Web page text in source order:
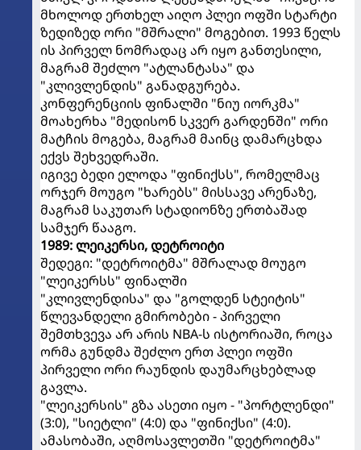
მხოლოდ ერთხელ აიღო პლეი ოფში სტარტი
ზედიზედ ორი "მშრალი" მოგებით. 1993 წელს
ის პირველ ნომრადაც არ იყო განთესილი,
მაგრამ შეძლო "ატლანტასა" და
"კლივლენდის" განადგურება.
კონფერენციის ფინალში "ნიუ იორკმა"
მოახერხა "მედისონ სკვერ გარდენში" ორი
მატჩის მოგება, მაგრამ მაინც დამარცხდა
ექვს შეხვედრაში.
იგივე ბედი ელოდა "ფინიქსს", რომელმაც
ორჯერ მოუგო "ხარებს" მისსავე არენაზე,
მაგრამ საკუთარ სტადიონზე ერთბაშად
სამჯერ წააგო.
1989: ლეიკერსი, დეტროიტი
შედეგი: "დეტროიტმა" მშრალად მოუგო
"ლეიკერსს" ფინალში
"კლივლენდისა" და "გოლდენ სტეიტის"
წლევანდელი გმირობები - პირველი
შემთხვევა არ არის NBA-ს ისტორიაში, როცა
ორმა გუნდმა შეძლო ერთ პლეი ოფში
პირველი ორი რაუნდის დაუმარცხებლად
გავლა.
"ლეიკერსის" გზა ასეთი იყო - "პორტლენდი"
(3:0), "სიეტლი" (4:0) და "ფინიქსი" (4:0).
ამასობაში, აღმოსავლეთში "დეტროიტმა"